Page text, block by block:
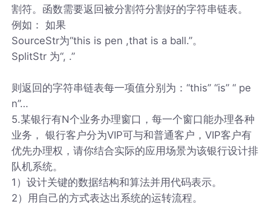
割符。函数需要返回被分割符分割好的字符串链表。
例如： 如果
SourceStr为“this is pen ,that is a ball.”。
SplitStr 为“, .”
则返回的字符串链表每一项值分别为：“this” “is” “ pe
n”…
5.某银行有N个业务办理窗口，每一个窗口能办理各种
业务， 银行客户分为VIP可与和普通客户，VIP客户有
优先办理权，请你结合实际的应用场景为该银行设计排
队机系统。
1）设计关键的数据结构和算法并用代码表示。
2）用自己的方式表达出系统的运转流程。